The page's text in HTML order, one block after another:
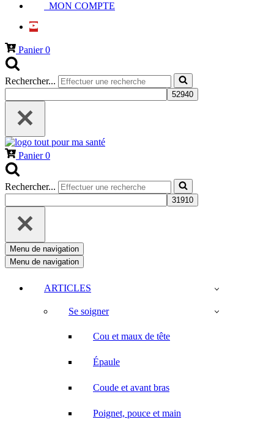
MON COMPTE
Panier0
Rechercher...
Panier0
Rechercher...
Menu de navigation
Menu de navigation
ARTICLES
Se soigner
Cou et maux de tête
Épaule
Coude et avant bras
Poignet, pouce et main